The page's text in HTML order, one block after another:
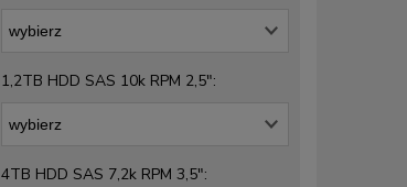
1,2TB HDD SAS 10k RPM 2,5":
4TB HDD SAS 7,2k RPM 3,5":